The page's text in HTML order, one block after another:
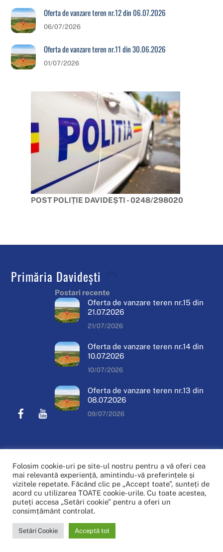
Oferta de vanzare teren nr.12 din 06.07.2026
06/07/2026
Oferta de vanzare teren nr.11 din 30.06.2026
01/07/2026
POST POLIȚIE DAVIDEȘTI - 0248/298020
Back
Primăria Davidești
FacebookYoutube
Postari recente
Oferta de vanzare teren nr.15 din
21.07.2026
21/07/2026
Oferta de vanzare teren nr.14 din
10.07.2026
10/07/2026
Oferta de vanzare teren nr.13 din
08.07.2026
09/07/2026
DESPRE NOI STIRI CONTACT POLITICA COOKIE SITEMAP
© Copyright Primăria Davidești 2023. Toate drepturile rezervate.
Powered bySiltech Solution Enterprise
Folosim cookie-uri pe site-ul nostru pentru a vă oferi cea
mai relevantă experiență, amintindu-vă preferințele și
vizitele repetate. Făcând clic pe „Accept toate”, sunteți de
acord cu utilizarea TOATE cookie-urile. Cu toate acestea,
puteți accesa „Setări cookie” pentru a oferi un
consimțământ controlat.
Setări Cookie Acceptă tot